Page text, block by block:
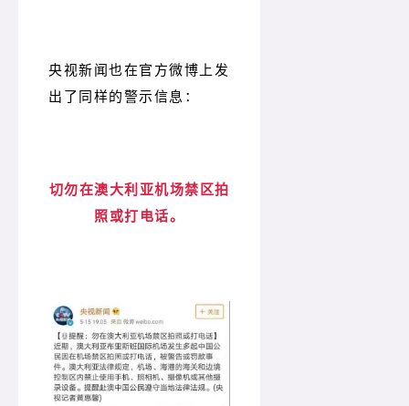
央视新闻也在官方微博上发
出了同样的警示信息：
切勿在澳大利亚机场禁区拍
照或打电话。